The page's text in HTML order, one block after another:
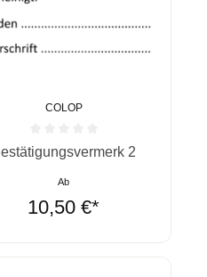
Sternen
COLOP
Bewertung von 0
2
Ab
10,50 €*